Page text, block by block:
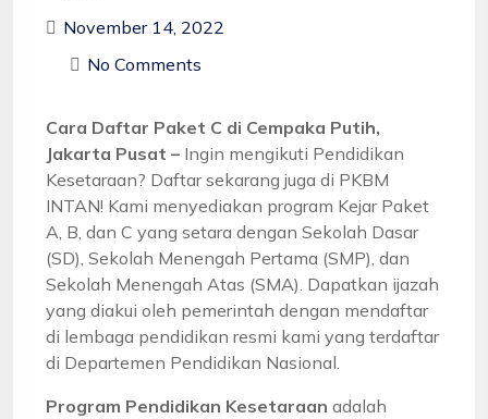
November 14, 2022
No Comments
Cara Daftar Paket C di Cempaka Putih,
Jakarta Pusat – Ingin mengikuti Pendidikan
Kesetaraan? Daftar sekarang juga di PKBM
INTAN! Kami menyediakan program Kejar Paket
A, B, dan C yang setara dengan Sekolah Dasar
(SD), Sekolah Menengah Pertama (SMP), dan
Sekolah Menengah Atas (SMA). Dapatkan ijazah
yang diakui oleh pemerintah dengan mendaftar
di lembaga pendidikan resmi kami yang terdaftar
di Departemen Pendidikan Nasional.
Program Pendidikan Kesetaraan adalah